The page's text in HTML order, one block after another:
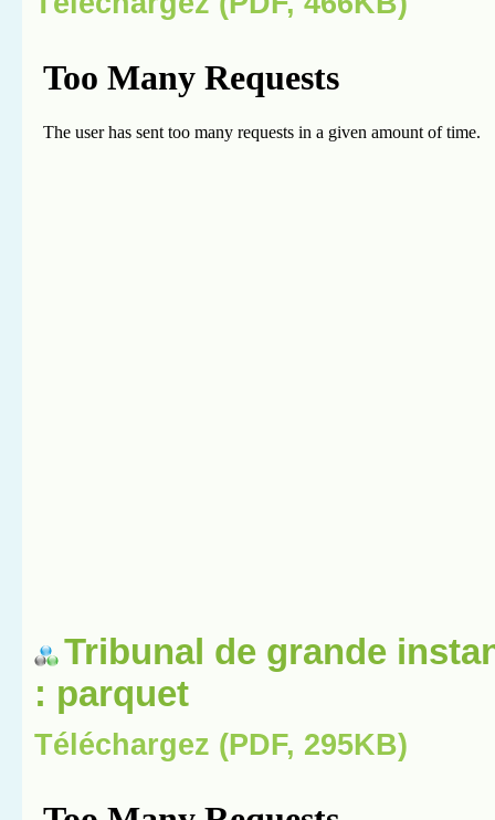
Tribunal de grande
: parquet
Téléchargez (PDF, 295KB)